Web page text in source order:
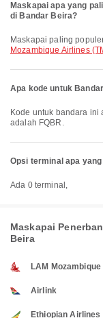
Maskapai apa yang
di Bandar Beira?
Maskapai paling
Mozambique Airlines
Apa kode untuk
Kode untuk bandara ini adalah BEW. Sementara itu, kode ICAO-nya
adalah FQBR.
Opsi terminal apa
Ada 0 terminal,
Maskapai
Beira
LAM
Airlink
Ethiopian Airlines